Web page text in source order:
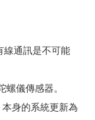
線通訊是不可能
螺儀傳感器。
身的系統更新為